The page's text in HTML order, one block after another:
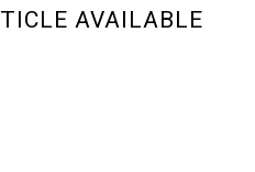
AVAILABLE